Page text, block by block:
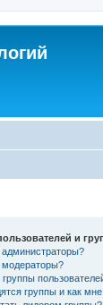
и
администраторы?
модераторы?
группы
группы и как